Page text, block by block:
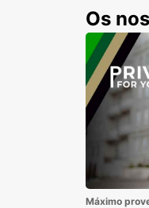
Os
Máximo